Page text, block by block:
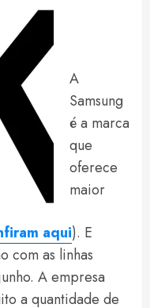
A
Samsung
é a marca
que
oferece
maior
aqui). E
com as linhas
A empresa
a quantidade de